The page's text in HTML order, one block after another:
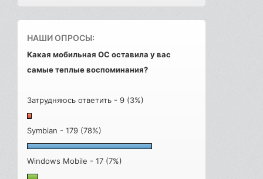
НАШИ ОПРОСЫ:
Какая мобильная ОС оставила у вас
самые теплые воспоминания?
Затрудняюсь ответить - 9 (3%)
Symbian - 179 (78%)
Windows Mobile - 17 (7%)